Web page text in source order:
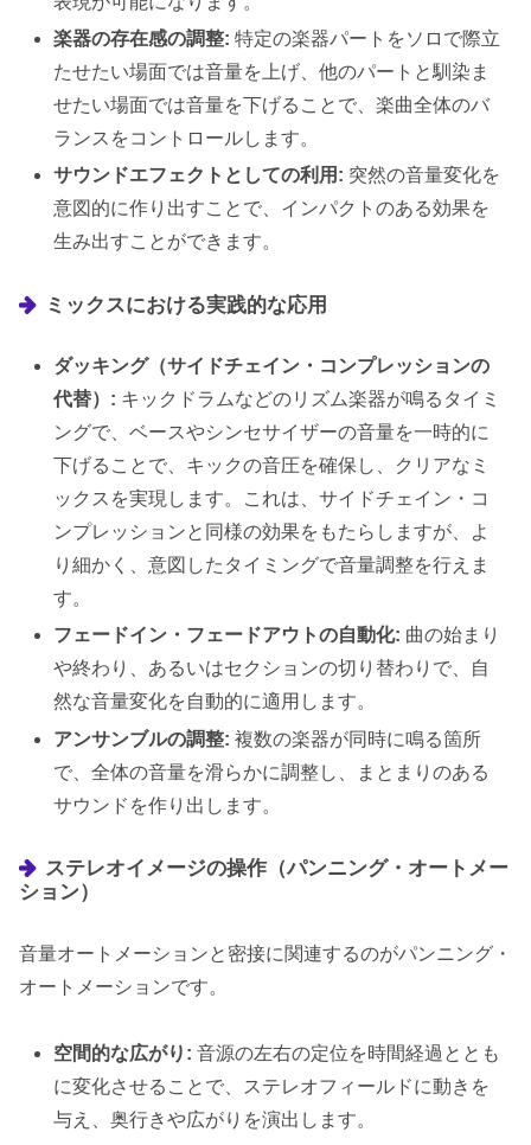
楽器の存在感の調整: 特定の楽器パートをソロで際立
たせたい場面では音量を上げ、他のパートと馴染ま
せたい場面では音量を下げることで、楽曲全体のバ
ランスをコントロールします。
サウンドエフェクトとしての利用: 突然の音量変化を
意図的に作り出すことで、インパクトのある効果を
生み出すことができます。
ミックスにおける実践的な応用
ダッキング（サイドチェイン・コンプレッションの
代替）: キックドラムなどのリズム楽器が鳴るタイミ
ングで、ベースやシンセサイザーの音量を一時的に
下げることで、キックの音圧を確保し、クリアなミ
ックスを実現します。これは、サイドチェイン・コ
ンプレッションと同様の効果をもたらしますが、よ
り細かく、意図したタイミングで音量調整を行えま
す。
フェードイン・フェードアウトの自動化: 曲の始まり
や終わり、あるいはセクションの切り替わりで、自
然な音量変化を自動的に適用します。
アンサンブルの調整: 複数の楽器が同時に鳴る箇所
で、全体の音量を滑らかに調整し、まとまりのある
サウンドを作り出します。
ステレオイメージの操作（パンニング・オートメー
ション）
音量オートメーションと密接に関連するのがパンニング・
オートメーションです。
空間的な広がり: 音源の左右の定位を時間経過ととも
に変化させることで、ステレオフィールドに動きを
与え、奥行きや広がりを演出します。